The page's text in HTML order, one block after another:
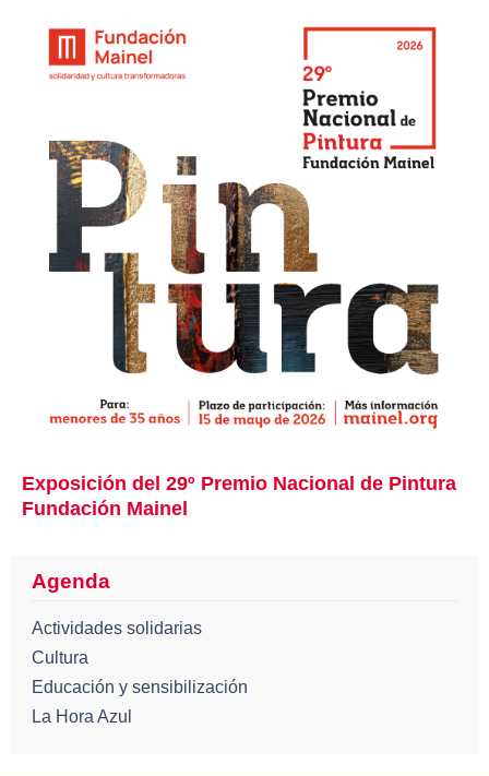
Exposición del 29º Premio Nacional de Pintura
Fundación Mainel
Agenda
Actividades solidarias
Cultura
Educación y sensibilización
La Hora Azul